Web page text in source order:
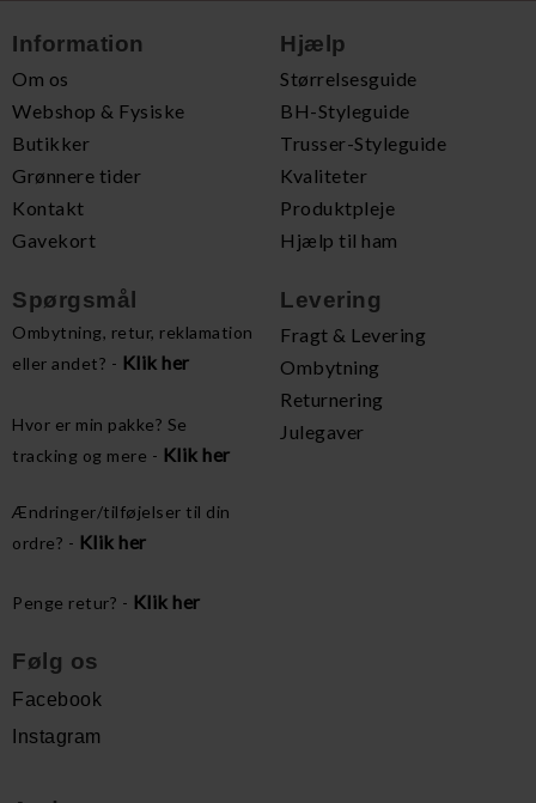
Information
Om os
Webshop & Fysiske
Butikker
Grønnere tider
Kontakt
Gavekort
Hjælp
Størrelsesguide
BH-Styleguide
Trusser-Styleguide
Kvaliteter
Produktpleje
Hjælp til ham
Spørgsmål
Ombytning, retur, reklamation
eller andet? - Klik her
Hvor er min pakke? Se
tracking og mere - Klik her
Ændringer/tilføjelser til din
ordre? - Klik her
Penge retur? - Klik her
Levering
Fragt & Levering
Ombytning
Returnering
Julegaver
Følg os
Facebook
Instagram